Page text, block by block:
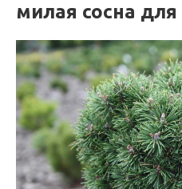
милая сосна